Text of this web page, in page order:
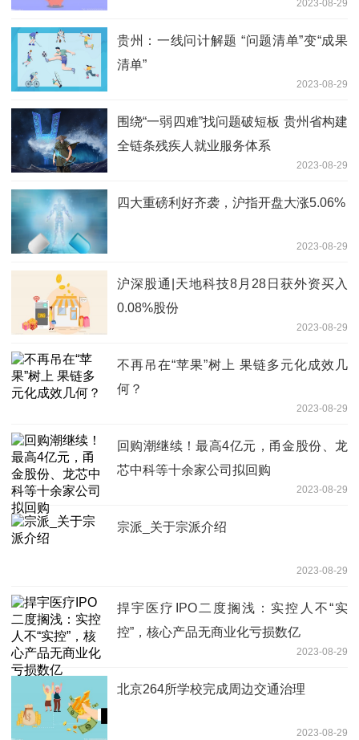
2023-08-29
贵州：一线问计解题 “问题清单”变“成果
清单”
2023-08-29
围绕“一弱四难”找问题破短板 贵州省构建
全链条残疾人就业服务体系
2023-08-29
四大重磅利好齐袭，沪指开盘大涨5.06%
2023-08-29
沪深股通|天地科技8月28日获外资买入
0.08%股份
2023-08-29
不再吊在“苹果”树上 果链多元化成效几
何？
2023-08-29
回购潮继续！最高4亿元，甬金股份、龙
芯中科等十余家公司拟回购
2023-08-29
宗派_关于宗派介绍
2023-08-29
捍宇医疗IPO二度搁浅：实控人不“实
控”，核心产品无商业化亏损数亿
2023-08-29
北京264所学校完成周边交通治理
2023-08-29